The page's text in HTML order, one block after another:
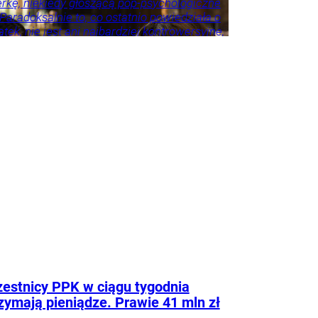
niekiedy głoszącą pop-psychologiczne
to, co ostatnio powiedziała o
nie jest ani najbardziej kontrowersyjne,
PPK w ciągu tygodnia
pieniądze. Prawie 41 mln zł